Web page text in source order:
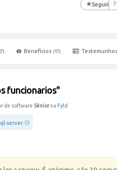
★Seguir
(7) Benefícios (17) Testemunhos
funcionarios"
de software Séniorna Fyld
server